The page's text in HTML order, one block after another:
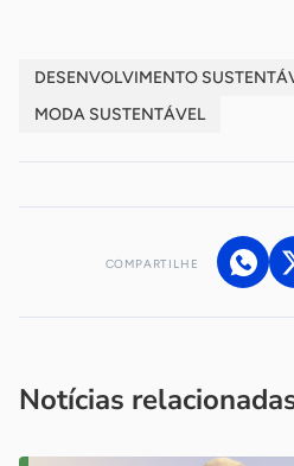
DESENVOLVIMENTO
MODA SUSTENTÁVEL
COMPARTILHE
Notícias